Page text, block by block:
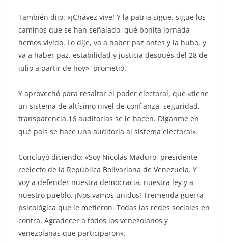
También dijo: «¡Chávez vive! Y la patria sigue, sigue los
caminos que se han señalado, qué bonita jornada
hemos vivido. Lo dije, va a haber paz antes y la hubo, y
va a haber paz, estabilidad y justicia después del 28 de
julio a partir de hoy», prometió.
Y aprovechó para resaltar el poder electoral, que «tiene
un sistema de altísimo nivel de confianza, seguridad,
transparencia.16 auditorías se le hacen. Díganme en
qué país se hace una auditoría al sistema electoral».
Concluyó diciendo: «Soy Nicolás Maduro, presidente
reelecto de la República Bolivariana de Venezuela. Y
voy a defender nuestra democracia, nuestra ley y a
nuestro pueblo. ¡Nos vamos unidos! Tremenda guerra
psicológica que le metieron. Todas las redes sociales en
contra. Agradecer a todos los venezolanos y
venezolanas que participaron».